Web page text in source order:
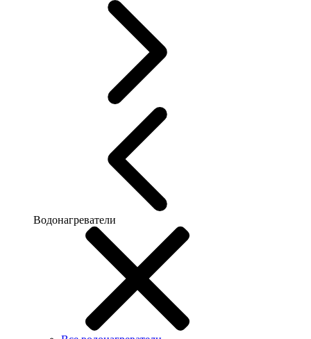
Водонагреватели